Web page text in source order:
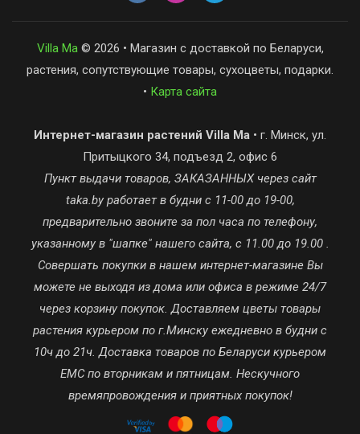
Villa Ma© 2026 • Магазин с доставкой по Беларуси,
растения, сопутствующие товары, сухоцветы, подарки.
• Карта сайта
Интернет-магазин растений Villa Ma • г. Минск, ул.
Притыцкого 34, подъезд 2, офис 6
Пункт выдачи товаров, ЗАКАЗАННЫХ через сайт
taka.by работает в будни с 11-00 до 19-00,
предварительно звоните за пол часа по телефону,
указанному в "шапке" нашего сайта, с 11.00 до 19.00 .
Совершать покупки в нашем интернет-магазине Вы
можете не выходя из дома или офиса в режиме 24/7
через корзину покупок. Доставляем цветы товары
растения курьером по г.Минску ежедневно в будни с
10ч до 21ч. Доставка товаров по Беларуси курьером
ЕМС по вторникам и пятницам. Нескучного
времяпровождения и приятных покупок!